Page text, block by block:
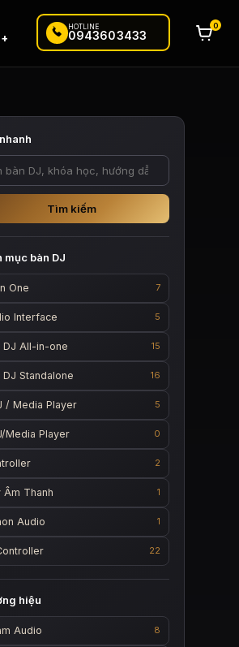
+
HOTLINE
0943603433
0
Tìm kiếm
mục bàn DJ
One 7
Interface 5
DJ All-in-one 15
DJ Standalone 16
/ Media Player 5
Media Player 0
2
Âm Thanh 1
Audio 1
22
hiệu
Audio 8